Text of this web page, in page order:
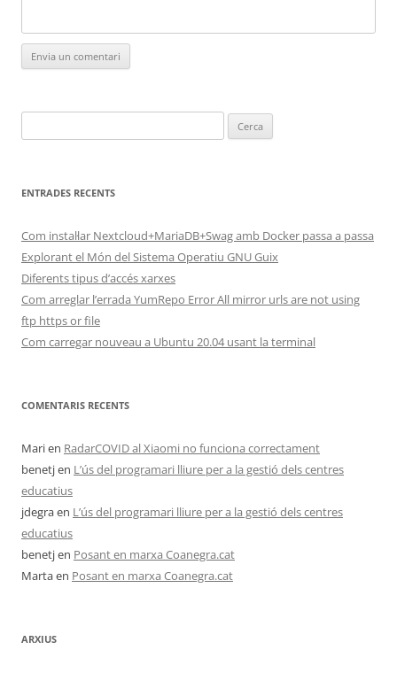
ENTRADES RECENTS
Com instal·lar Nextcloud+MariaDB+Swag amb Docker passa a passa
Explorant el Món del Sistema Operatiu GNU Guix
Diferents tipus d’accés xarxes
Com arreglar l’errada YumRepo Error All mirror urls are not using
ftp https or file
Com carregar nouveau a Ubuntu 20.04 usant la terminal
COMENTARIS RECENTS
Marien RadarCOVID al Xiaomi no funciona correctament
benetjen L’ús del programari lliure per a la gestió dels centres
educatius
jdegraen L’ús del programari lliure per a la gestió dels centres
educatius
benetjen Posant en marxa Coanegra.cat
Martaen Posant en marxa Coanegra.cat
ARXIUS